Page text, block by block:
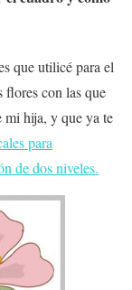
que utilicé para el
flores con las que
mi hija, y que ya te
para
de dos niveles.